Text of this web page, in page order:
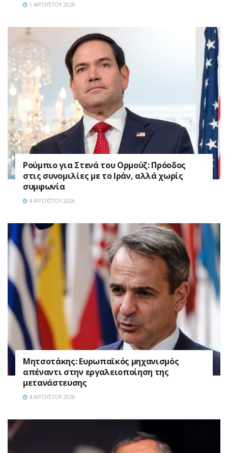
5 ΑΥΓΟΎΣΤΟΥ 2026
Ρούμπιο για Στενά του Ορμούζ: Πρόοδος
στις συνομιλίες με το Ιράν, αλλά χωρίς
συμφωνία
4 ΑΥΓΟΎΣΤΟΥ 2026
Μητσοτάκης: Ευρωπαϊκός μηχανισμός
απέναντι στην εργαλειοποίηση της
μετανάστευσης
4 ΑΥΓΟΎΣΤΟΥ 2026